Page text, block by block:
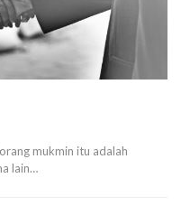
mukmin itu adalah
lain…